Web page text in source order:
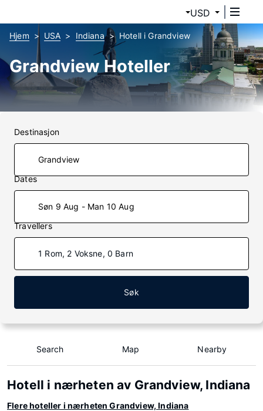
USD
Hjem USA Indiana Hotell i Grandview
Grandview Hoteller
Destinasjon
Dates
Søn 9 Aug - Man 10 Aug
Travellers
1 Rom, 2 Voksne, 0 Barn
Søk
Search Map Nearby
Hotell i nærheten av Grandview, Indiana
Flere hoteller i nærheten Grandview, Indiana